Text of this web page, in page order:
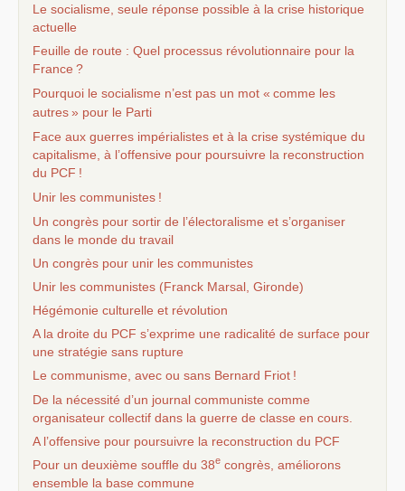
Le socialisme, seule réponse possible à la crise historique
actuelle
Feuille de route : Quel processus révolutionnaire pour la
France ?
Pourquoi le socialisme n’est pas un mot « comme les
autres» pour le Parti
Face aux guerres impérialistes et à la crise systémique du
capitalisme, à l’offensive pour poursuivre la reconstruction
du PCF !
Unir les communistes !
Un congrès pour sortir de l’électoralisme et s’organiser
dans le monde du travail
Un congrès pour unir les communistes
Unir les communistes (Franck Marsal, Gironde)
Hégémonie culturelle et révolution
A la droite du PCF s’exprime une radicalité de surface pour
une stratégie sans rupture
Le communisme, avec ou sans Bernard Friot !
De la nécessité d’un journal communiste comme
organisateur collectif dans la guerre de classe en cours.
A l’offensive pour poursuivre la reconstruction du PCF
Pour un deuxième souffle du 38e congrès, améliorons
ensemble la base commune